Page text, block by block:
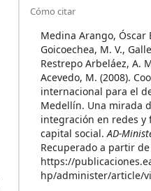
Article
Details
Cómo citar
Medina Arango, Óscar
Goicoechea, M. V.,
Restrepo Arbeláez, A.
Acevedo, M. (2008).
internacional para el
Medellín. Una mirada
integración en redes y
capital social.AD-
Recuperado a partir de
https://
hp/administer/article/